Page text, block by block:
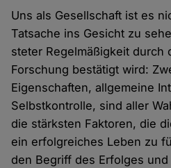
Uns als Gesellschaft ist es
Tatsache ins Gesicht zu
steter Regelmäßigkeit durch
Forschung bestätigt wird:
Eigenschaften, allgemeine
Selbstkontrolle, sind aller
die stärksten Faktoren, die
ein erfolgreiches Leben zu
den Begriff des Erfolges